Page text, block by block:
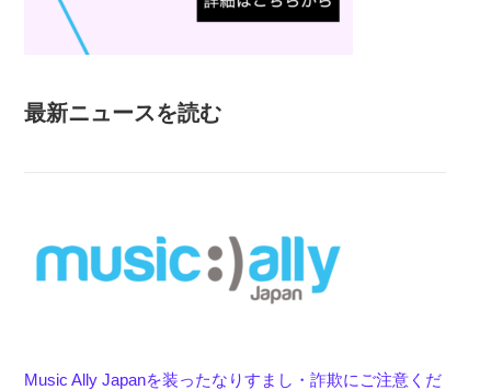
最新ニュースを読む
Music Ally Japanを装ったなりすまし・詐欺にご注意くだ